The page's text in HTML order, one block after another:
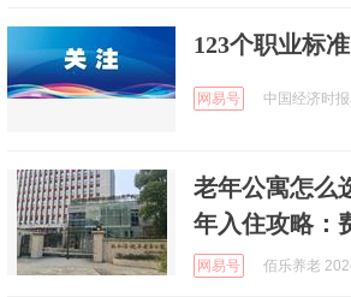
123个职业标
网易号 中国经济时
老年公寓怎么
年入住攻略：
网易号 佰乐养老